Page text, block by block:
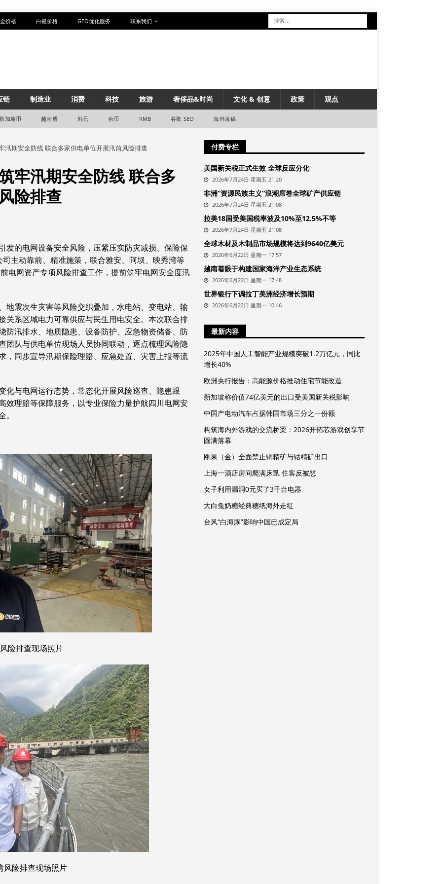
价格 白银价格 GEO优化服务 联系我们
链 制造业 消费 科技 旅游 奢侈品&时尚 文化 & 创意 政策 观点
加坡币 越南盾 韩元 台币 RMB 谷歌 SEO 海外发稿
汛期安全防线 联合多家供电单位开展汛前风险排查
牢汛期安全防线 联合多
险排查
发的电网设备安全风险，压紧压实防灾减损、保险保
主动靠前、精准施策，联合雅安、阿坝、映秀湾等
电网资产专项风险排查工作，提前筑牢电网安全度汛
地震次生灾害等风险交织叠加，水电站、变电站、输
关系区域电力可靠供应与民生用电安全。本次联合排
防汛排水、地质隐患、设备防护、应急物资储备、防
团队与供电单位现场人员协同联动，逐点梳理风险隐
，同步宣导汛期保险理赔、应急处置、灾害上报等流
化与电网运行态势，常态化开展风险巡查、隐患跟
效理赔等保障服务，以专业保险力量护航四川电网安
险排查现场照片
风险排查现场照片
付费专栏
美国新关税正式生效 全球反应分化
2026年7月24日 星期五 21:20
非洲“资源民族主义”浪潮席卷全球矿产供应链
2026年7月24日 星期五 21:08
拉美18国受美国税率波及10%至12.5%不等
2026年7月24日 星期五 21:08
全球木材及木制品市场规模将达到9640亿美元
2026年6月22日 星期一 17:57
越南着眼于构建国家海洋产业生态系统
2026年6月22日 星期一 17:48
世界银行下调拉丁美洲经济增长预期
2026年6月22日 星期一 10:46
最新内容
2025年中国人工智能产业规模突破1.2万亿元，同比
增长40%
欧洲央行报告：高能源价格推动住宅节能改造
新加坡称价值74亿美元的出口受美国新关税影响
中国产电动汽车占据韩国市场三分之一份额
构筑海内外游戏的交流桥梁：2026开拓芯游戏创享节
圆满落幕
刚果（金）全面禁止铜精矿与钴精矿出口
上海一酒店房间爬满床虱 住客反被怼
女子利用漏洞0元买了3千台电器
大白兔奶糖经典糖纸海外走红
台风“白海豚”影响中国已成定局